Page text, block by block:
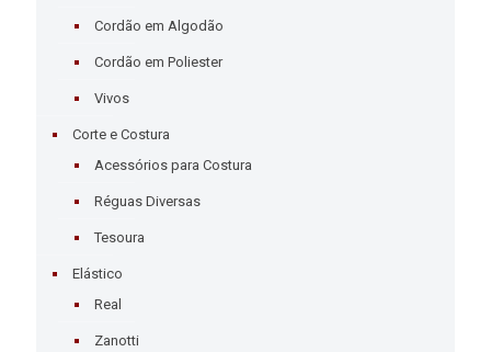
Cordão em Algodão
Cordão em Poliester
Vivos
Corte e Costura
Acessórios para Costura
Réguas Diversas
Tesoura
Elástico
Real
Zanotti